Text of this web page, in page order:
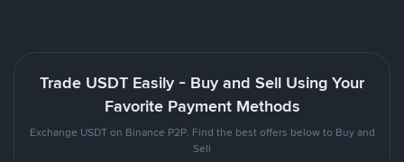
Trade USDT Easily - Buy and Sell Using Your
Favorite Payment Methods
Exchange USDT on Binance P2P. Find the best offers below to Buy and
Sell